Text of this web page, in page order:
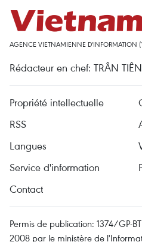
AGENCE VIETNAMIENNE D'INFORMATION
Rédacteur en chef: TRÂN
Propriété intellectuelle
RSS
Langues
Service d'information
Contact
Permis de publication: 1374/GP-
2008 par le ministère de